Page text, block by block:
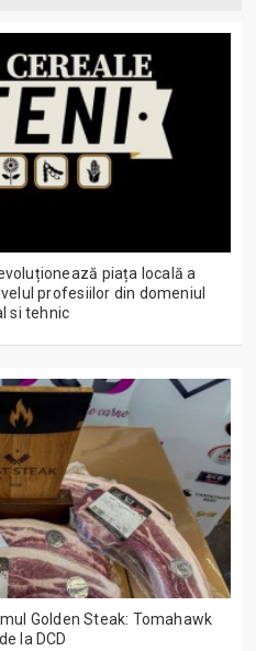
piața locală a
profesiilor din domeniul
si tehnic
Golden Steak: Tomahawk
la DCD